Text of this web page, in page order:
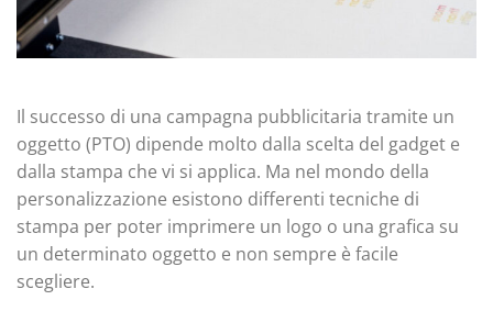
Il successo di una campagna pubblicitaria tramite un
oggetto (PTO) dipende molto dalla scelta del gadget e
dalla stampa che vi si applica. Ma nel mondo della
personalizzazione esistono differenti tecniche di
stampa per poter imprimere un logo o una grafica su
un determinato oggetto e non sempre è facile
scegliere.